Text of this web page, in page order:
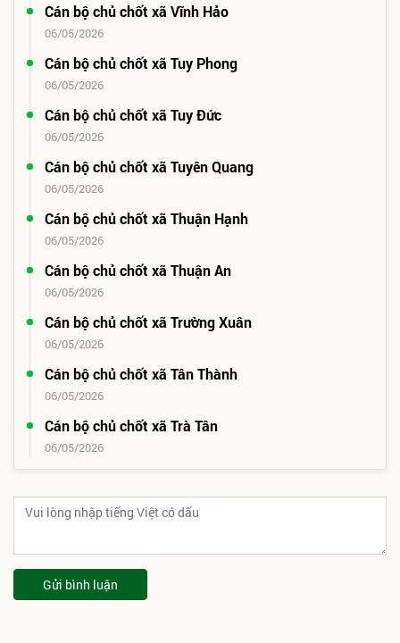
Cán bộ chủ chốt xã Vĩnh Hảo
06/05/2026
Cán bộ chủ chốt xã Tuy Phong
06/05/2026
Cán bộ chủ chốt xã Tuy Đức
06/05/2026
Cán bộ chủ chốt xã Tuyên Quang
06/05/2026
Cán bộ chủ chốt xã Thuận Hạnh
06/05/2026
Cán bộ chủ chốt xã Thuận An
06/05/2026
Cán bộ chủ chốt xã Trường Xuân
06/05/2026
Cán bộ chủ chốt xã Tân Thành
06/05/2026
Cán bộ chủ chốt xã Trà Tân
06/05/2026
Gửi bình luận